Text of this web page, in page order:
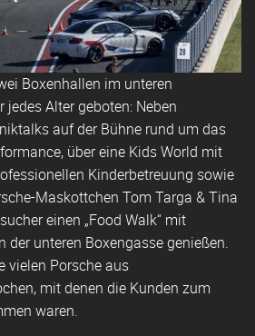
Boxenhallen im unteren
jedes Alter geboten: Neben
auf der Bühne rund um das
über eine Kids World mit
Kinderbetreuung sowie
Maskottchen Tom Targa & Tina
einen „Food Walk“ mit
der unteren Boxengasse genießen.
vielen Porsche aus
mit denen die Kunden zum
waren.